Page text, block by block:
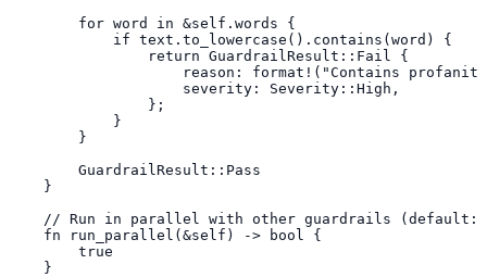
        for word in &self.words {
            if text.to_lowercase().contains(word) {
                return GuardrailResult::Fail {
reason: format!("Contains
                    severity: Severity::High,
                };
            }
        }
        GuardrailResult::Pass
    }
// Run in parallel with other guardrails (default:
    fn run_parallel(&self) -> bool {
        true
    }